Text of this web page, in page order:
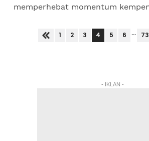
memperhebat momentum
dengan lapan program di...
1 2 3 4 5 6 ... 73
- IKLAN -